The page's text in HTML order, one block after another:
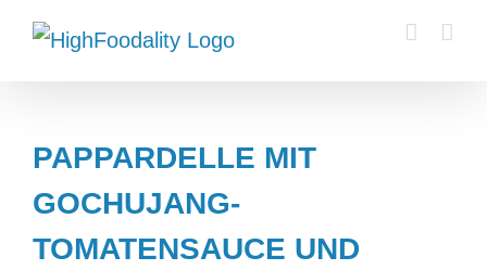
Zum
Inhalt
PAPPARDELLE MIT
GOCHUJANG-
TOMATENSAUCE UND